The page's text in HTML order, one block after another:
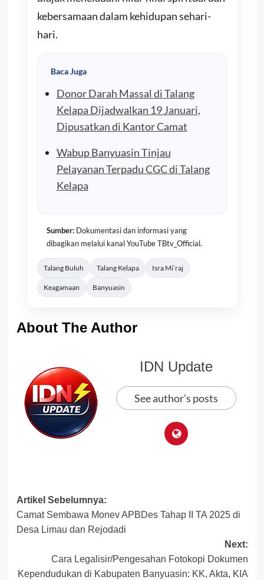
kebersamaan dalam kehidupan sehari-
hari.
Baca Juga
Donor Darah Massal di Talang
Kelapa Dijadwalkan 19 Januari,
Dipusatkan di Kantor Camat
Wabup Banyuasin Tinjau
Pelayanan Terpadu CGC di Talang
Kelapa
Sumber:Dokumentasi dan informasi yang
dibagikan melalui kanal YouTube TBtv_Official.
Talang Buluh Talang Kelapa Isra Mi’raj
Keagamaan Banyuasin
About The Author
IDN Update
See author's posts
Post
navigation
Artikel Sebelumnya:
Camat Sembawa Monev APBDes Tahap II TA 2025 di
Desa Limau dan Rejodadi
Next:
Cara Legalisir/Pengesahan Fotokopi Dokumen
Kependudukan di Kabupaten Banyuasin: KK, Akta, KIA